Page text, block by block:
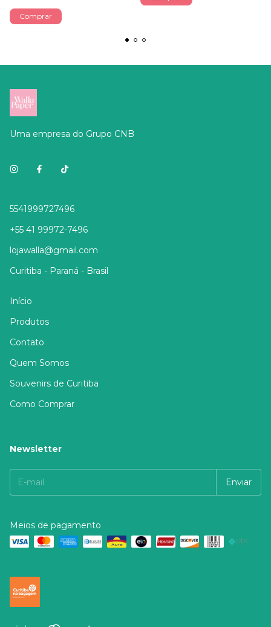
Uma empresa do Grupo CNB
5541999727496
+55 41 99972-7496
lojawalla@gmail.com
Curitiba - Paraná - Brasil
Início
Produtos
Contato
Quem Somos
Souvenirs de Curitiba
Como Comprar
Newsletter
Meios de pagamento